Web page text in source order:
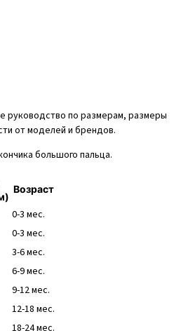
руководство по размерам, размеры
от моделей и брендов.
большого пальца.
Возраст
0-3 мес.
0-3 мес.
3-6 мес.
6-9 мес.
9-12 мес.
12-18 мес.
18-24 мес.